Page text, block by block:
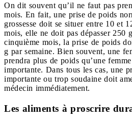
On dit souvent qu’il ne faut pas
mois. En fait, une prise de poids
grossesse doit se situer entre 10 et
mois, elle ne doit pas dépasser 250
cinquième mois, la prise de poids
g par semaine. Bien souvent, une
prendra plus de poids qu’une
importante. Dans tous les cas, une
importante ou trop soudaine doit
médecin immédiatement.
Les aliments à proscrire